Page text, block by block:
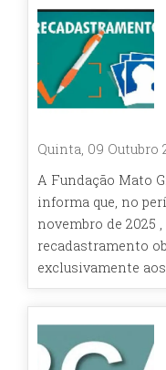
Quinta, 09 Outubro
A Fundação Mato
informa que, no
novembro de 2025
recadastramento
exclusivamente aos